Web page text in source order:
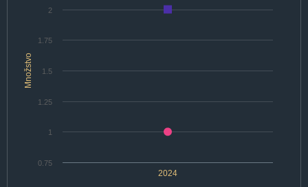
Množstvo
2024
0.75
1
1.25
1.5
1.75
2